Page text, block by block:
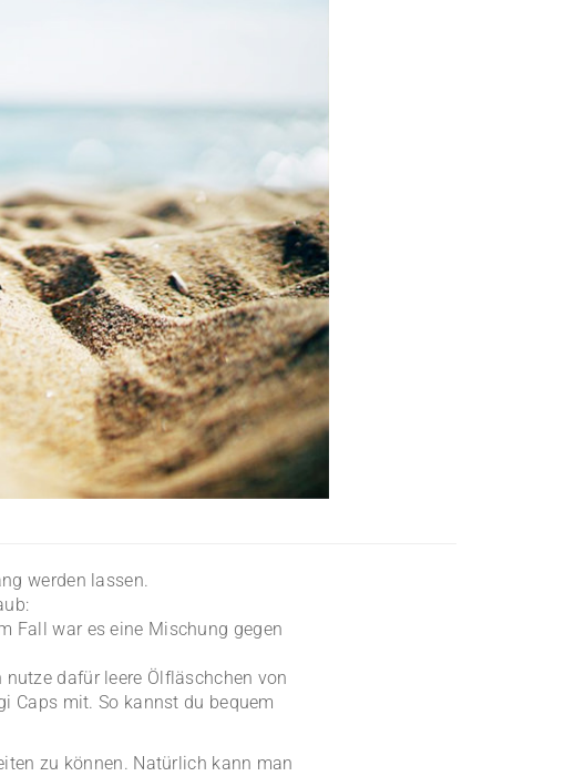
werden lassen.
Fall war es eine Mischung gegen
dafür leere Ölfläschchen von
Caps mit. So kannst du bequem
zu können. Natürlich kann man